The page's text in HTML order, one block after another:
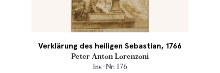
Verklärung des heiligen Sebastian, 1766
Peter Anton Lorenzoni
Inv.-Nr. 176